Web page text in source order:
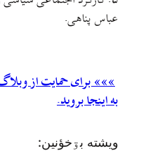
عباس پناهی.
»»» برای حمایت از
به اینجا بروید.
ويشته بۊخؤنين: